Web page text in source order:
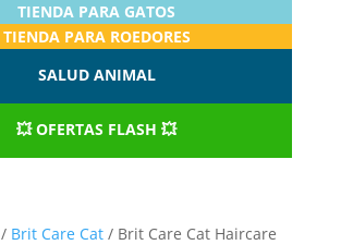
TIENDA PARA GATOS
TIENDA PARA ROEDORES
SALUD ANIMAL
💥 OFERTAS FLASH 💥
/ Brit Care Cat/ Brit Care Cat Haircare